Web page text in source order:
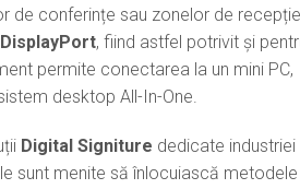
de conferințe sau zonelor de
, fiind astfel potrivit și
permite conectarea la un mini PC,
desktop All-In-One.
Digital Signiture dedicate industriei
sunt menite să înlocuiască metodele